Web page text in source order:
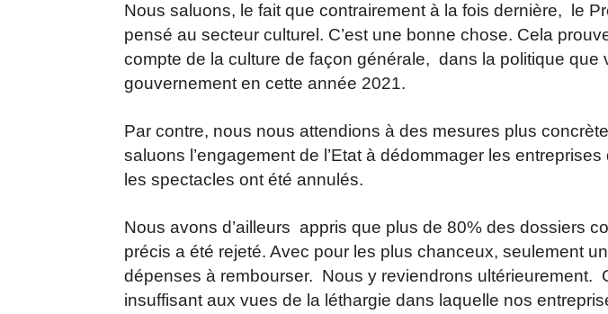
Nous saluons, le fait que contrairement à la fois dernière, le
pensé au secteur culturel. C’est une bonne chose. Cela
compte de la culture de façon générale, dans la politique que
gouvernement en cette année 2021.
Par contre, nous nous attendions à des mesures plus
saluons l’engagement de l’Etat à dédommager les
les spectacles ont été annulés.
Nous avons d’ailleurs appris que plus de 80% des dossiers
précis a été rejeté. Avec pour les plus chanceux, seulement
dépenses à rembourser. Nous y reviendrons ultérieurement.
insuffisant aux vues de la léthargie dans laquelle nos